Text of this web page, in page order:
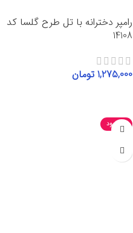
رامپر دخترانه با تل طرح گلسا کد
14108
1,275,000 تومان
ناموجود